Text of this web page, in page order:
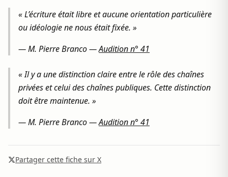
« L’écriture était libre et aucune orientation particulière
ou idéologie ne nous était fixée. »
—M. Pierre Branco—Audition n° 41
« Il y a une distinction claire entre le rôle des chaînes
privées et celui des chaînes publiques. Cette distinction
doit être maintenue. »
—M. Pierre Branco—Audition n° 41
Partager cette fiche sur X